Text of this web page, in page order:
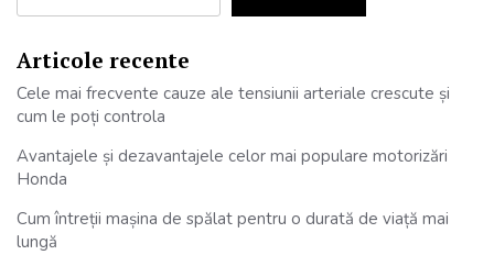
Articole recente
Cele mai frecvente cauze ale tensiunii arteriale crescute și
cum le poți controla
Avantajele și dezavantajele celor mai populare motorizări
Honda
Cum întreții mașina de spălat pentru o durată de viață mai
lungă